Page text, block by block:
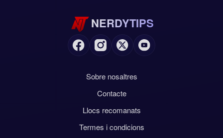
NERDYTIPS
Sobre nosaltres
Contacte
Llocs recomanats
Termes i condicions